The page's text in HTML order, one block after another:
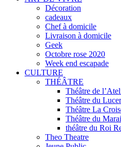
Décoration
cadeaux
Chef à domicile
Livraison à domicile
Geek
Octobre rose 2020
Week end escapade
CULTURE
THÉÂTRE
Théâtre de
Théâtre du
Théâtre La
Théâtre du
théâtre du Roi
Theo Theatre